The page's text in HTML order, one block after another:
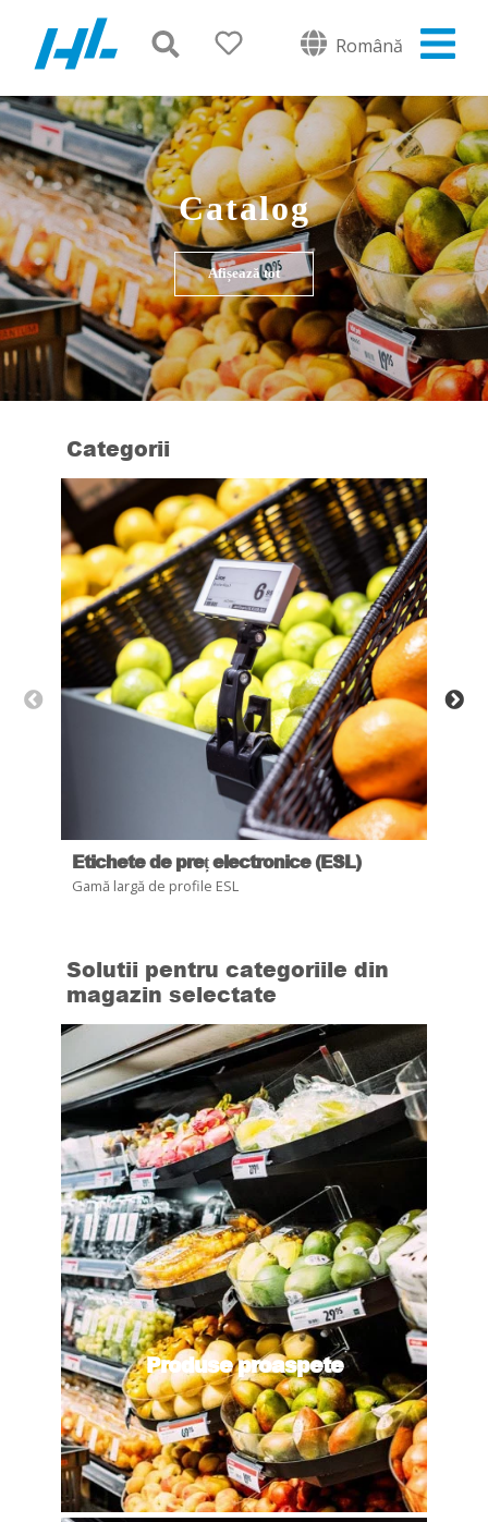
Română
Catalog
Afișează tot
Categorii
Etichete de preț electronice (ESL)
Gamă largă de profile ESL
Solutii pentru categoriile din
magazin selectate
Produse proaspete